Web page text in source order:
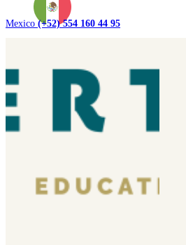
Mexico (+52) 554 160 44 95